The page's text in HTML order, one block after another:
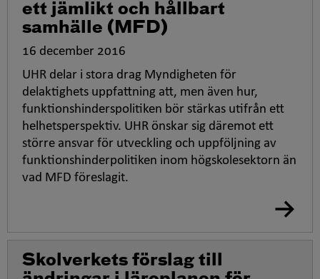
ett jämlikt och hållbart
samhälle (MFD)
16 december 2016
UHR delar i stora drag Myndigheten för
delaktighets uppfattning att, men även hur,
funktionshinderspolitiken bör stärkas utifrån ett
helhetsperspektiv. UHR önskar sig däremot ett
större ansvar för utveckling och uppföljning av
funktionshinderpolitiken inom högskolesektorn än
vad MFD föreslagit.
Skolverkets förslag till